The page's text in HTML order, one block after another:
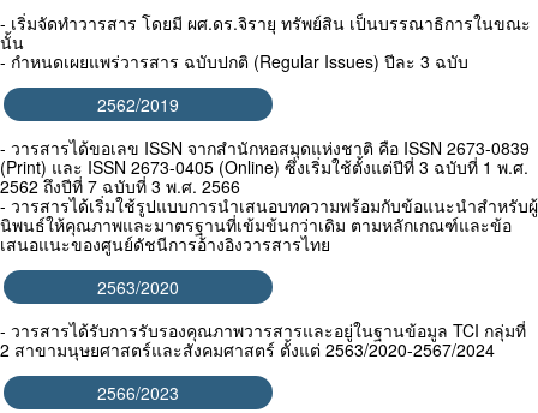
- เริ่มจัดทำวารสาร โดยมี ผศ.ดร.จิรายุ ทรัพย์สิน เป็นบรรณาธิการในขณะ
นั้น
- กำหนดเผยแพร่วารสาร ฉบับปกติ (Regular Issues) ปีละ 3 ฉบับ
2562/2019
- วารสารได้ขอเลข ISSN จากสำนักหอสมุดแห่งชาติ คือ ISSN 2673-0839
(Print) และ ISSN 2673-0405 (Online) ซึ่งเริ่มใช้ตั้งแต่ปีที่ 3 ฉบับที่ 1 พ.ศ.
2562 ถึงปีที่ 7 ฉบับที่ 3 พ.ศ. 2566
- วารสารได้เริ่มใช้รูปแบบการนำเสนอบทความพร้อมกับข้อแนะนำสำหรับผู้
นิพนธ์ให้คุณภาพและมาตรฐานที่เข้มข้นกว่าเดิม ตามหลักเกณฑ์และข้อ
เสนอแนะของศูนย์ดัชนีการอ้างอิงวารสารไทย
2563/2020
- วารสารได้รับการรับรองคุณภาพวารสารและอยู่ในฐานข้อมูล TCI กลุ่มที่
2 สาขามนุษยศาสตร์และสังคมศาสตร์ ตั้งแต่ 2563/2020-2567/2024
2566/2023